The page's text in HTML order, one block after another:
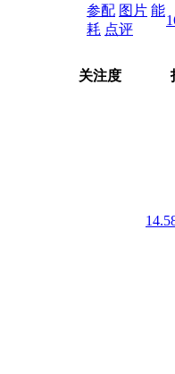
参配 图片 能
耗 点评
关注度